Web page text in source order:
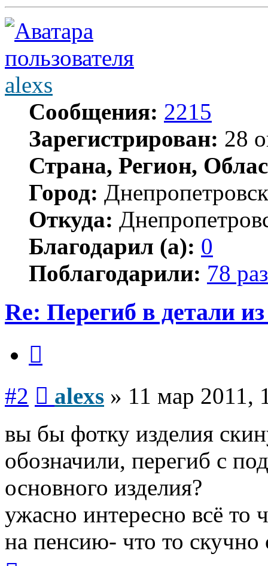
alexs
Сообщения: 2215
Зарегистрирован: 28
Страна, Регион,
Город: Днепропетровск
Откуда:
Благодарил (а): 0
Поблагодарили: 78 раз
Re: Перегиб в детали
#2 alexs » 11 мар 2011,
вы бы фотку изделия
обозначили, перегиб с
основного изделия?
ужасно интересно всё то
на пенсию- что то скучно